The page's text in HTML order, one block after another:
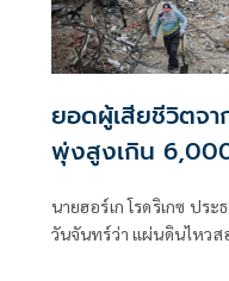
ยอดผู้เสียชีวิตจา
พุ่งสูงเกิน
นายฮอร์เก โรดริเกซ ประ
วันจันทร์ว่า แผ่นดินไหวส